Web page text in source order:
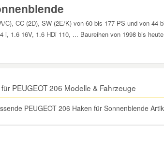
C), CC (2D), SW (2E/K) von 60 bis 177 PS und von 44
1.6 16V, 1.6 HDi 110, ... Baureihen von 1998 bis
PEUGEOT 206 Modelle & Fahrzeuge
PEUGEOT 206 Haken für Sonnenblende